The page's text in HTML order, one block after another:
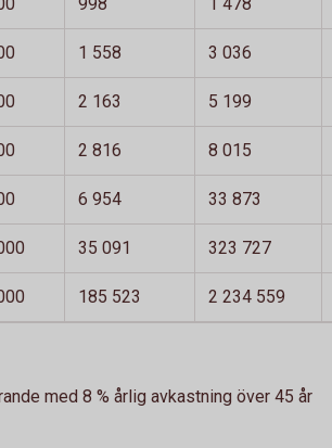
1 558 3 036
2 163 5 199
2 816 8 015
6 954 33 873
35 091 323 727
185 523 2 234 559
med 8 % årlig avkastning över 45 år